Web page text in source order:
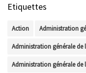
Etiquettes
Action Administration
Administration générale de
Administration générale de